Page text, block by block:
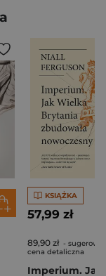
KSIĄŻKA
57,99 zł
89,90 zł -
cena detaliczna